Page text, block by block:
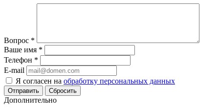
Вопрос *
Ваше имя *
Телефон *
E-mail
Я согласен на обработку персональных данных
Сбросить
Дополнительно